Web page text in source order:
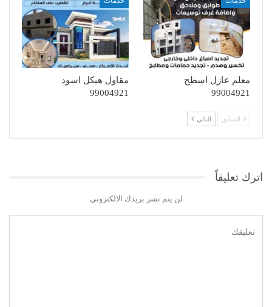
معلم عازل اسطح
99004921
مقاول هيكل اسود
99004921
السابق التالي
اترك تعليقاً
لن يتم نشر بريدك الالكتروني